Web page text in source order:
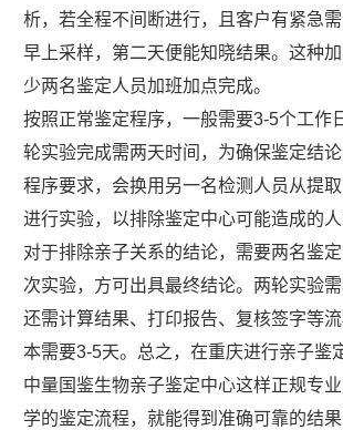
析，若全程不间断进行，且客户有紧急需
早上采样，第二天便能知晓结果。这种
少两名鉴定人员加班加点完成。
按照正常鉴定程序，一般需要3-5个工作
轮实验完成需两天时间，为确保鉴定结
程序要求，会换用另一名检测人员从提
进行实验，以排除鉴定中心可能造成的
对于排除亲子关系的结论，需要两名鉴
次实验，方可出具最终结论。两轮实验
还需计算结果、打印报告、复核签字等
本需要3-5天。总之，在重庆进行亲子鉴
中量国鉴生物亲子鉴定中心这样正规专
学的鉴定流程，就能得到准确可靠的结